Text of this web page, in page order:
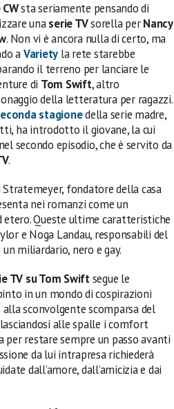
CWsta seriamente pensando di
unaserie TVsorella perNancy
. Non vi è ancora nulla di certo, ma
aVariety la rete starebbe
il terreno per lanciare le
di Tom Swift, altro
della letteratura per ragazzi.
stagionedella serie madre,
ha introdotto il giovane, la cui
secondo episodio, che è servito da
.
Stratemeyer, fondatore della casa
nei romanzi come un
etero. Queste ultime caratteristiche
e Noga Landau, responsabili del
miliardario, nero e gay.
TV su Tom Swiftsegue le
in un mondo di cospirazioni
sconvolgente scomparsa del
alle spalle i comfort
restare sempre un passo avanti
da lui intrapresa richiederà
dall’amore, dall’amicizia e dai